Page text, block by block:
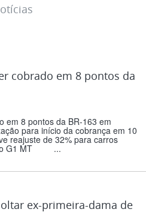
cobrado em 8 pontos da
em 8 pontos da BR-163 em
para início da cobrança em 10
reajuste de 32% para carros
G1 MT ...
ex-primeira-dama de